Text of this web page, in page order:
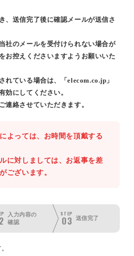
、送信完了後に確認メールが送信さ
社のメールを受付けられない場合が
お控えくださいますようお願いいた
れている場合は、「elecom.co.jp」
効にしてください。
連絡させていただきます。
よっては、お時間を頂戴する
に対しましては、お返事を差
ございます。
入力内容の
確認
STEP
03 送信完了